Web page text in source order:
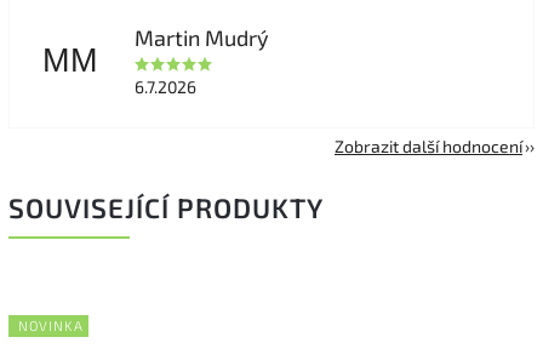
MM
Martin Mudrý
6.7.2026
Zobrazit další hodnocení
SOUVISEJÍCÍ PRODUKTY
NOVINKA